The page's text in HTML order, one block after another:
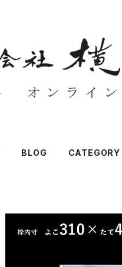
BLOG CATEGORY